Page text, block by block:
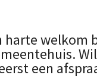
harte welkom
een